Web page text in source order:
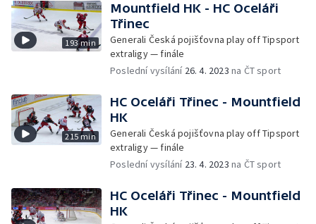
193 min
Mountfield HK - HC Oceláři
Třinec
Generali Česká pojišťovna play off Tipsport
extraligy — finále
Poslední vysílání 26. 4. 2023 na ČT sport
215 min
HC Oceláři Třinec - Mountfield
HK
Generali Česká pojišťovna play off Tipsport
extraligy — finále
Poslední vysílání 23. 4. 2023 na ČT sport
HC Oceláři Třinec - Mountfield
HK